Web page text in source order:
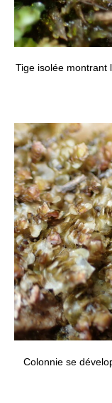
Tige isolée montrant
Colonnie se